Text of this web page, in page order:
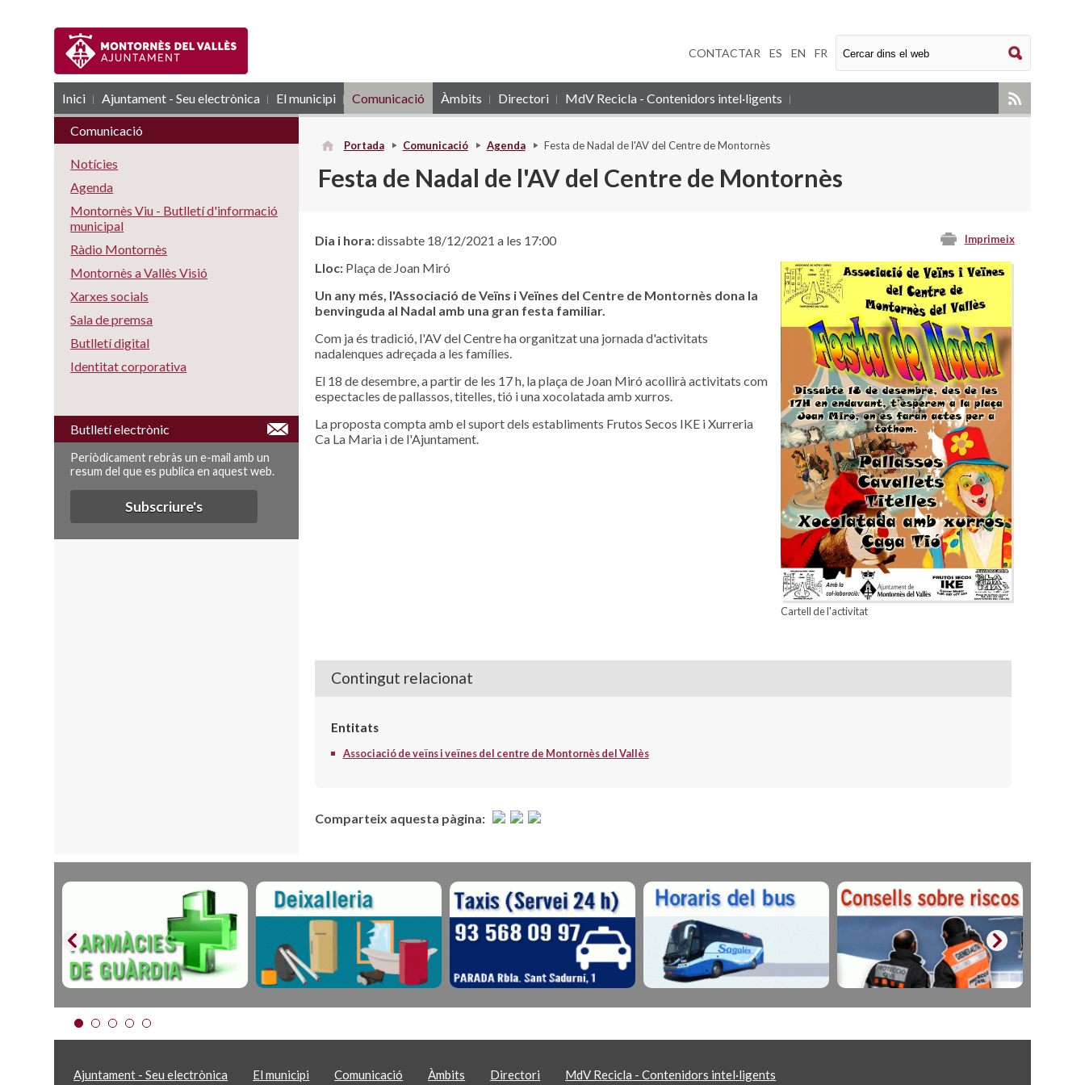
CONTACTAR ES EN FR
Inici Ajuntament - Seu electrònica El municipi Comunicació Àmbits Directori MdV Recicla - Contenidors intel·ligents
RSS
Portada Comunicació Agenda Festa de Nadal de l'AV del Centre de Montornès
Festa de Nadal de l'AV del Centre de Montornès
Imprimeix
Dia i hora:dissabte 18/12/2021 a les 17:00
Lloc:Plaça de Joan Miró
Un any més, l'Associació de Veïns i Veïnes del Centre de Montornès dona la
benvinguda al Nadal amb una gran festa familiar.
Com ja és tradició, l'AV del Centre ha organitzat una jornada d'activitats
nadalenques adreçada a les famílies.
El 18 de desembre, a partir de les 17 h, la plaça de Joan Miró acollirà activitats com
espectacles de pallassos, titelles, tió i una xocolatada amb xurros.
La proposta compta amb el suport dels establiments Frutos Secos IKE i Xurreria
Ca La Maria i de l'Ajuntament.
Cartell de l'activitat
Contingut relacionat
Entitats
Associació de veïns i veïnes del centre de Montornès del Vallès
Comparteix aquesta pàgina:
Comunicació
Notícies
Agenda
Montornès Viu - Butlletí d'informació
municipal
Ràdio Montornès
Montornès a Vallès Visió
Xarxes socials
Sala de premsa
Butlletí digital
Identitat corporativa
Butlletí electrònic
Periòdicament rebràs un e-mail amb un
resum del que es publica en aquest web.
Subscriure's
Ajuntament - Seu electrònica El municipi Comunicació Àmbits Directori MdV Recicla - Contenidors intel·ligents